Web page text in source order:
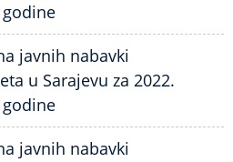
javnih nabavki
u Sarajevu za 2022.
javnih nabavki